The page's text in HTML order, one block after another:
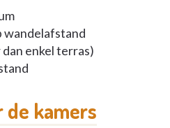
wandelafstand
enkel terras)
kamers